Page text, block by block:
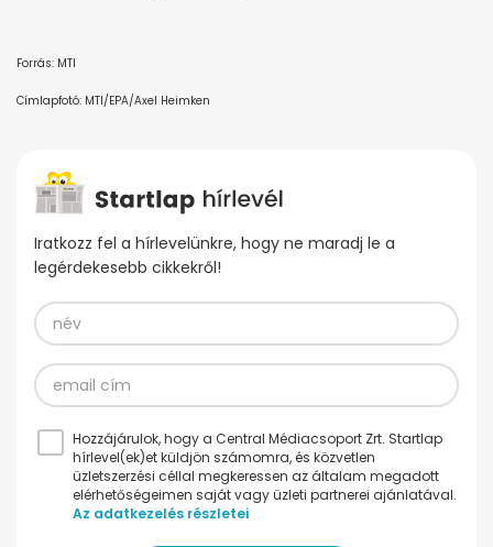
Forrás: MTI
Címlapfotó: MTI/EPA/Axel Heimken
Iratkozz fel a hírlevelünkre, hogy ne maradj le a
legérdekesebb cikkekről!
Hozzájárulok, hogy a Central Médiacsoport Zrt. Startlap
hírlevel(ek)et küldjön számomra, és közvetlen
üzletszerzési céllal megkeressen az általam megadott
elérhetőségeimen saját vagy üzleti partnerei ajánlatával.
Az adatkezelés részletei